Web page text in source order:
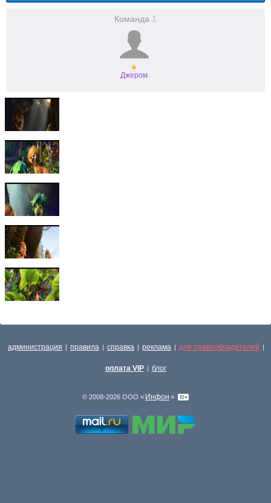
Команда 1
★
Джером
администрация | правила | справка | реклама | для правообладателей |
оплата VIP | блог
© 2008-2026 ООО « Инфон »